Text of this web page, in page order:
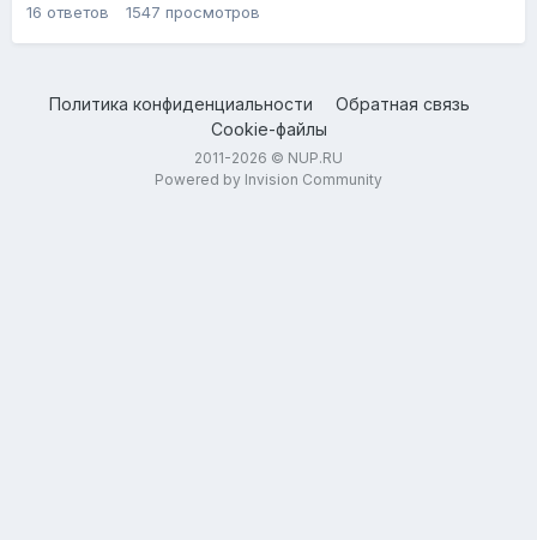
16 ответов 1547 просмотров
Политика конфиденциальности
Обратная связь
Cookie-файлы
2011-2026 © NUP.RU
Powered by Invision Community